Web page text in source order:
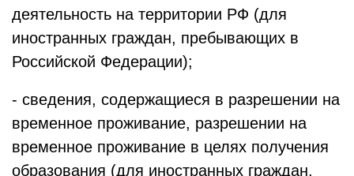
деятельность на территории РФ (для
иностранных граждан, пребывающих в
Российской Федерации);
- сведения, содержащиеся в разрешении на
временное проживание, разрешении на
временное проживание в целях получения
образования (для иностранных граждан,